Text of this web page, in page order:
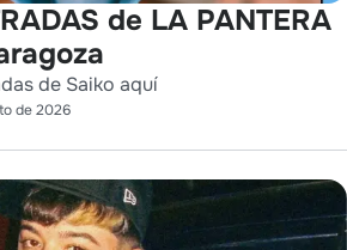
de LA PANTERA
de Saiko aquí
de 2026